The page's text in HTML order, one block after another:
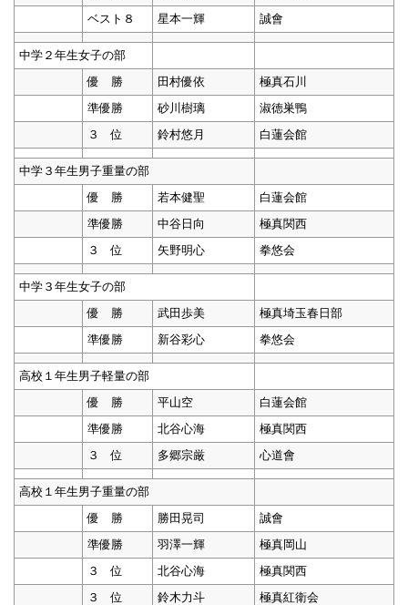
ベスト８
星本一輝 誠會
中学２年生女子の部
優 勝
田村優依
極真石川
準優勝
砂川樹璃
淑徳巣鴨
３ 位
鈴村悠月 白蓮会館
中学３年生男子重量の部
優 勝
若本健聖
白蓮会館
準優勝
中谷日向
極真関西
３ 位
矢野明心 拳悠会
中学３年生女子の部
優 勝
武田歩美
極真埼玉春日部
準優勝
新谷彩心 拳悠会
高校１年生男子軽量の部
優 勝
平山空
白蓮会館
準優勝
北谷心海
極真関西
３ 位
多郷宗厳 心道會
高校１年生男子重量の部
優 勝
勝田晃司
誠會
準優勝
羽澤一輝
極真岡山
３ 位
北谷心海
極真関西
３ 位
鈴木力斗 極真紅衛会